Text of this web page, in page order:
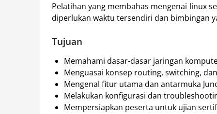
Pelatihan yang membahas mengenai linux
diperlukan waktu tersendiri dan bimbingan
Tujuan
Memahami dasar-dasar jaringan
Menguasai konsep routing, switching,
Mengenal fitur utama dan antarmuka
Melakukan konfigurasi dan
Mempersiapkan peserta untuk ujian